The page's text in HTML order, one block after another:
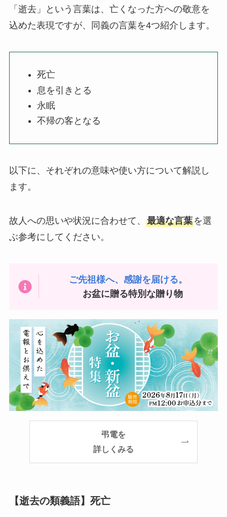
「逝去」という言葉は、亡くなった方への敬意を
込めた表現ですが、同義の言葉を4つ紹介します。
死亡
息を引きとる
永眠
不帰の客となる
以下に、それぞれの意味や使い方について解説し
ます。
故人への思いや状況に合わせて、 最適な言葉を選
ぶ参考にしてください。
ご先祖様へ、感謝を届ける。
お盆に贈る特別な贈り物
弔電を
詳しくみる
【逝去の類義語】死亡